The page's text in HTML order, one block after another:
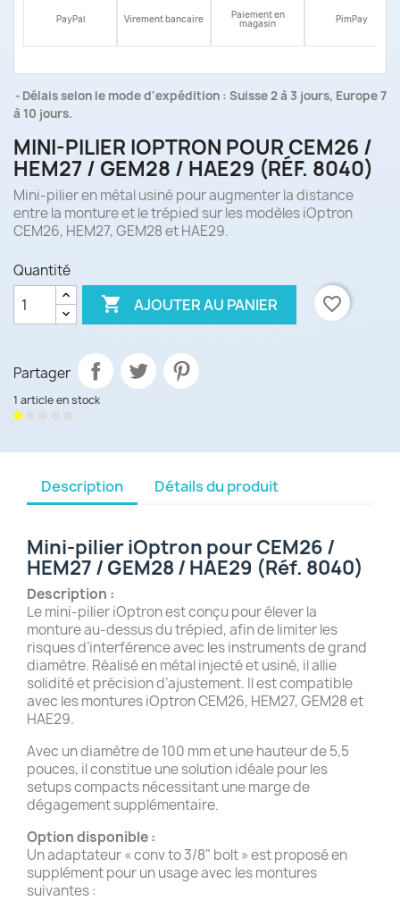
PayPal Virement bancaire Paiement en
magasin PimPay
Délais selon le mode d'expédition : Suisse 2 à 3 jours, Europe 7
à 10 jours.
MINI-PILIER IOPTRON POUR CEM26 /
HEM27 / GEM28 / HAE29 (RÉF. 8040)
Mini-pilier en métal usiné pour augmenter la distance
entre la monture et le trépied sur les modèles iOptron
CEM26, HEM27, GEM28 et HAE29.
Quantité
 AJOUTER AU PANIER favorite_border
Partager
1 article en stock
Description Détails du produit
Mini-pilier iOptron pour CEM26 /
HEM27 / GEM28 / HAE29 (Réf. 8040)
Description :
Le mini-pilier iOptron est conçu pour élever la
monture au-dessus du trépied, afin de limiter les
risques d’interférence avec les instruments de grand
diamètre. Réalisé en métal injecté et usiné, il allie
solidité et précision d’ajustement. Il est compatible
avec les montures iOptron CEM26, HEM27, GEM28 et
HAE29.
Avec un diamètre de 100 mm et une hauteur de 5,5
pouces, il constitue une solution idéale pour les
setups compacts nécessitant une marge de
dégagement supplémentaire.
Option disponible :
Un adaptateur « conv to 3/8" bolt » est proposé en
supplément pour un usage avec les montures
suivantes :